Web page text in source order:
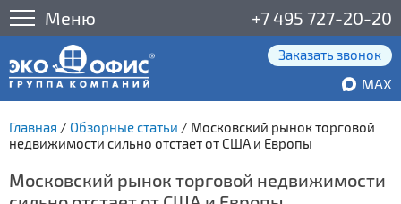
Меню +7 495 727-20-20
Заказать звонок
MAX
Главная / Обзорные статьи / Московский рынок торговой
недвижимости сильно отстает от США и Европы
Московский рынок торговой недвижимости